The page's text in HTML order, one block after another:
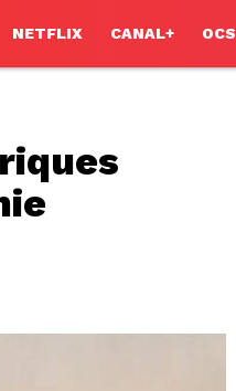
NETFLIX CANAL+ OCS